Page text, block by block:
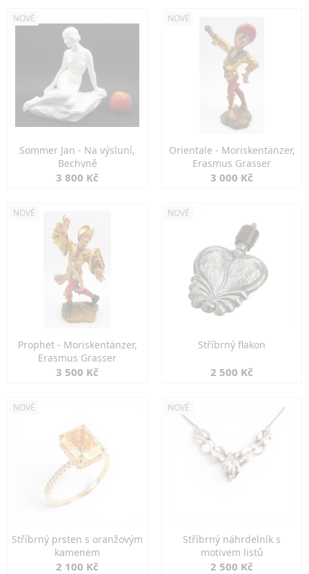
NOVÉ
Sommer Jan - Na výsluní,
Bechyně
3 800 Kč
NOVÉ
Orientale - Moriskentänzer,
Erasmus Grasser
3 000 Kč
NOVÉ
Prophet - Moriskentänzer,
Erasmus Grasser
3 500 Kč
NOVÉ
Stříbrný flakon
2 500 Kč
NOVÉ
Stříbrný prsten s oranžovým
kamenem
2 100 Kč
NOVÉ
Stříbrný náhrdelník s
motivem listů
2 500 Kč